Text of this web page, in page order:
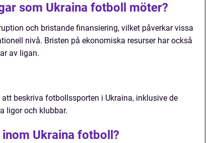
som Ukraina fotboll möter?
och bristande finansiering, vilket påverkar vissa
nivå. Bristen på ekonomiska resurser har också
av ligan.
beskriva fotbollssporten i Ukraina, inklusive de
ligor och klubbar.
Ukraina fotboll?